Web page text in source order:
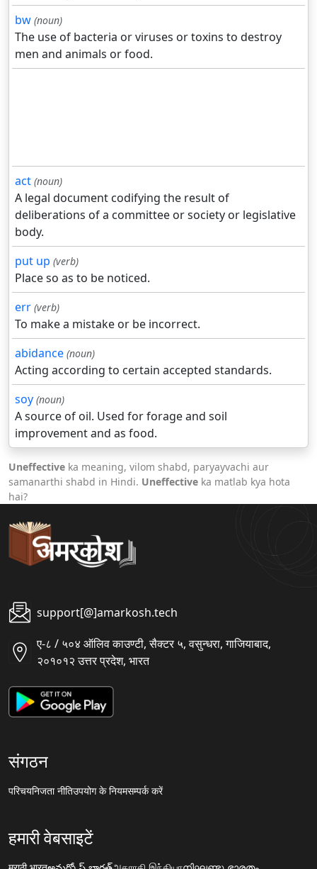
bw (noun)
The use of bacteria or viruses or toxins to destroy
men and animals or food.
act (noun)
A legal document codifying the result of
deliberations of a committee or society or legislative
body.
put up (verb)
Place so as to be noticed.
err (verb)
To make a mistake or be incorrect.
abidance (noun)
Acting according to certain accepted standards.
soy (noun)
A source of oil. Used for forage and soil
improvement and as food.
Uneffective ka meaning, vilom shabd, paryayvachi aur
samanarthi shabd in Hindi. Uneffective ka matlab kya hota
hai?
support[@]amarkosh.tech
ए-८ / ५०४ ऑलिव काउण्टी, सैक्टर ५, वसुन्धरा, गाजियाबाद,
२०१०१२ उत्तर प्रदेश, भारत
संगठन
परिचयनिजता नीतिउपयोग के नियमसम्पर्क करें
हमारी वेबसाइटें